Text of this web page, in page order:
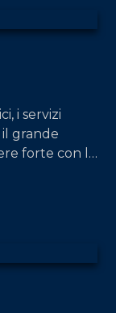
i servizi
grande
forte con la